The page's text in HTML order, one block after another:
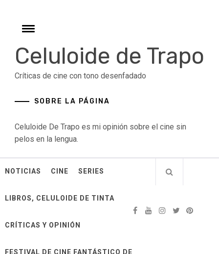
contentToggle
Celuloide de Trapo
Críticas de cine con tono desenfadado
SOBRE LA PÁGINA
Celuloide De Trapo es mi opinión sobre el cine sin
pelos en la lengua.
NOTICIAS CINE SERIES
LIBROS, CELULOIDE DE TINTA
CRÍTICAS Y OPINIÓN
FESTIVAL DE CINE FANTÁSTICO DE